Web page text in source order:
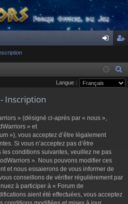
ne cri
ptie
Langue :
Inscription
» (désigné ci-après par « nous »,
» et
»), vous acceptez d’être légalement
Si vous n’acceptez pas d’être
les conditions suivantes, veuillez ne pas
». Nous pouvons modifier ces
et nous essaierons de vous informer de
conseillons de vérifier régulièrement par
à participer à « Forum de
aient été effectuées, vous acceptez